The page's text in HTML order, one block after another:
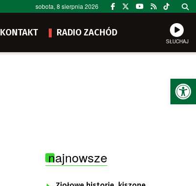
sobota, 8 sierpnia 2026
KONTAKT RADIO ZACHÓD
SŁUCHAJ
najnowsze